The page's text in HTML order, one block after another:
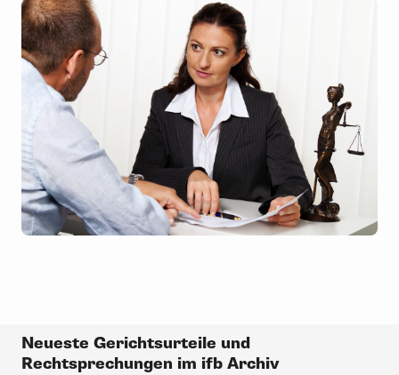
Neueste Gerichtsurteile und
Rechtsprechungen im ifb Archiv